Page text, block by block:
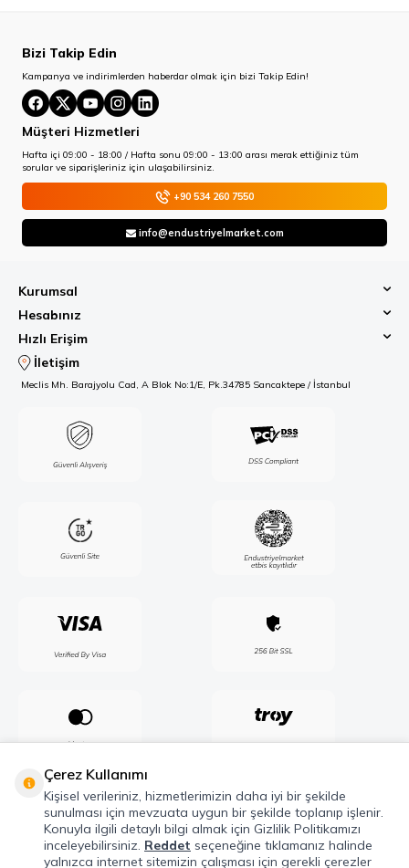
Bizi Takip Edin
Kampanya ve indirimlerden haberdar olmak için bizi Takip Edin!
Müşteri Hizmetleri
Hafta içi 09:00 - 18:00 / Hafta sonu 09:00 - 13:00 arası merak ettiğiniz tüm
sorular ve siparişleriniz için ulaşabilirsiniz.
+90 534 260 7550
info@endustriyelmarket.com
Kurumsal
Hesabınız
Hızlı Erişim
İletişim
Meclis Mh. Barajyolu Cad, A Blok No:1/E, Pk.34785 Sancaktepe / İstanbul
Çerez Kullanımı
Kişisel verileriniz, hizmetlerimizin daha iyi bir şekilde
sunulması için mevzuata uygun bir şekilde toplanıp işlenir.
Konuyla ilgili detaylı bilgi almak için Gizlilik Politikamızı
inceleyebilirsiniz. Reddet seçeneğine tıklamanız halinde
yalnızca internet sitemizin çalışması için gerekli çerezler